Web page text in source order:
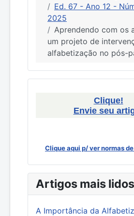
Ed. 67 - Ano 12 -
2025
Aprendendo com os
um projeto de
alfabetização no pós-
Clique!
Envie seu
Clique aqui p/ ver normas
Artigos mais lidos
A Importância da